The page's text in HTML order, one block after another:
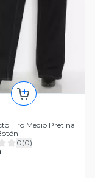
Tiro Medio Pretina
0(0)